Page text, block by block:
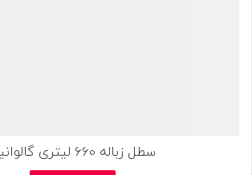
سطل زباله 660 لیتری گالوانیزه